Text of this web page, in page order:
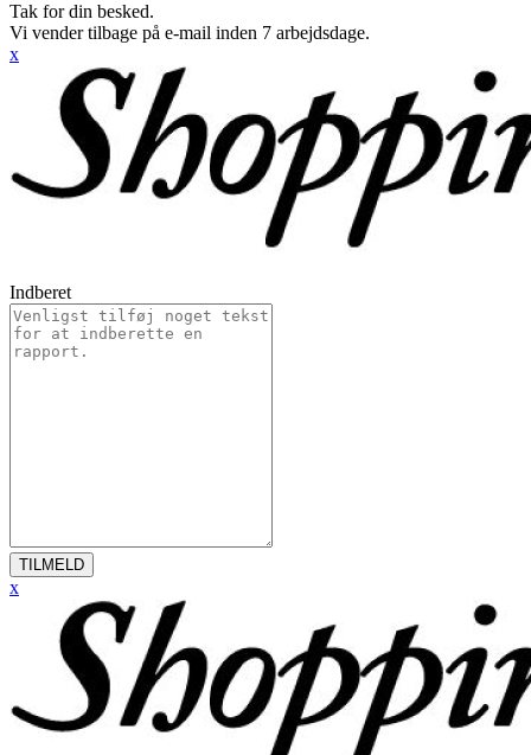
Tak for din besked.
Vi vender tilbage på e-mail inden 7 arbejdsdage.
x
Indberet
TILMELD
x